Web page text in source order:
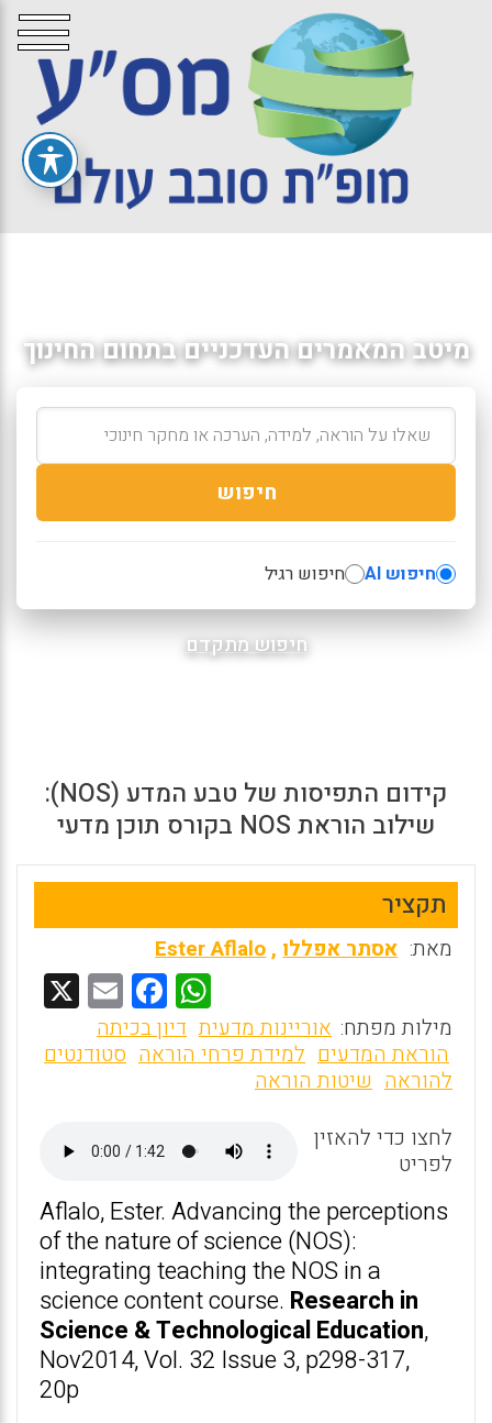
מיטב המאמרים העדכניים בתחום החינוך
חיפוש
חיפוש AI חיפוש רגיל
חיפוש מתקדם
קידום התפיסות של טבע המדע (NOS):
שילוב הוראת NOS בקורס תוכן מדעי
תקציר
מאת: אסתר אפללו,
Ester Aflalo
W
h
at
A
p
p
F
a
ce
o
o
k
E
m
ai
מילות מפתח: אוריינות מדעית דיון בכיתה
הוראת המדעים למידת פרחי הוראה סטודנטים
להוראה שיטות הוראה
לחצו כדי להאזין
לפריט
Aflalo, Ester. Advancing the perceptions
of the nature of science (NOS):
integrating teaching the NOS in a
science content course. Research in
Science & Technological Education,
Nov2014, Vol. 32 Issue 3, p298-317,
20p